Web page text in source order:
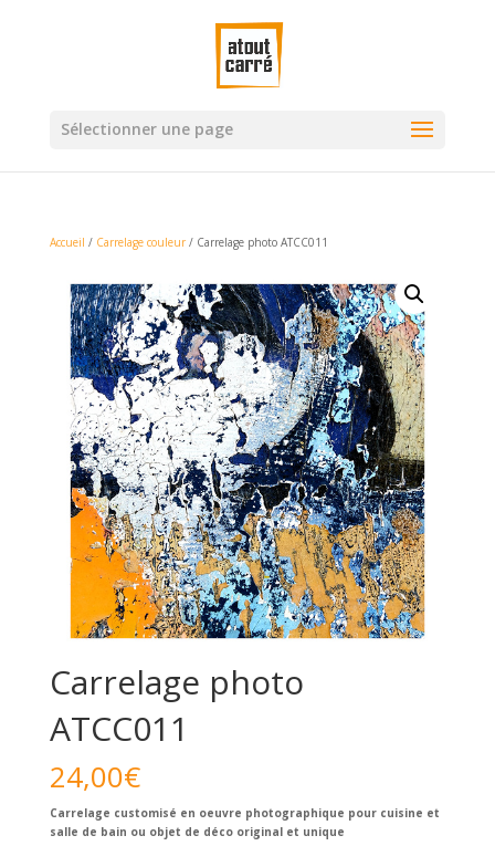
Sélectionner une page
Accueil / Carrelage couleur/ Carrelage photo ATCC011
Carrelage photo
ATCC011
24,00€
Carrelage customisé en oeuvre photographique pour cuisine et
salle de bain ou objet de déco original et unique